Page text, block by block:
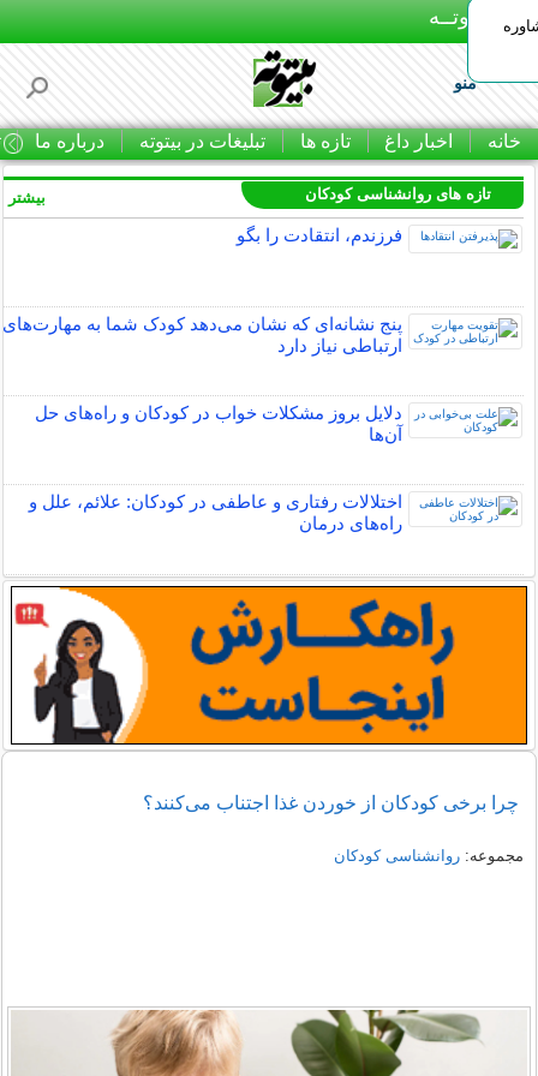
بـیتوتــه
منو
خانه اخبار داغ تازه ها تبلیغات در بیتوته درباره ما
تازه های روانشناسی کودکان
فرزندم، انتقادت را بگو
پنج نشانه‌ای که نشان می‌دهد کودک شما به مهارت‌های
ارتباطی نیاز دارد
دلایل بروز مشکلات خواب در کودکان و راه‌های حل
آن‌ها
اختلالات رفتاری و عاطفی در کودکان: علائم، علل و
راه‌های درمان
بیشتر
چرا برخی کودکان از خوردن غذا اجتناب می‌کنند؟
مجموعه:روانشناسی کودکان